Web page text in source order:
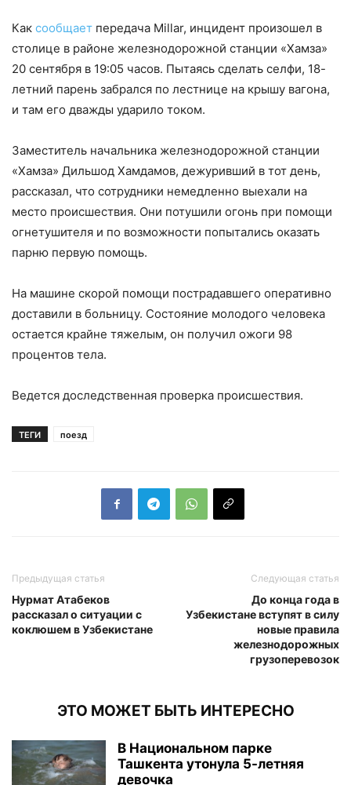
Как сообщает передача Millar, инцидент произошел в
столице в районе железнодорожной станции «Хамза»
20 сентября в 19:05 часов. Пытаясь сделать селфи, 18-
летний парень забрался по лестнице на крышу вагона,
и там его дважды ударило током.
Заместитель начальника железнодорожной станции
«Хамза» Дильшод Хамдамов, дежуривший в тот день,
рассказал, что сотрудники немедленно выехали на
место происшествия. Они потушили огонь при помощи
огнетушителя и по возможности попытались оказать
парню первую помощь.
На машине скорой помощи пострадавшего оперативно
доставили в больницу. Состояние молодого человека
остается крайне тяжелым, он получил ожоги 98
процентов тела.
Ведется доследственная проверка происшествия.
ТЕГИ поезд
Предыдущая статья
Нурмат Атабеков
рассказал о ситуации с
коклюшем в Узбекистане
Следующая статья
До конца года в
Узбекистане вступят в силу
новые правила
железнодорожных
грузоперевозок
ЭТО МОЖЕТ БЫТЬ ИНТЕРЕСНО
В Национальном парке
Ташкента утонула 5-летняя
девочка